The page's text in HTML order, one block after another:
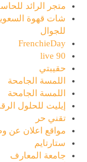
متجر الرائد
شات قهوة
للجوال
FrenchieDay
90 live
حقيبتي
اللمسة الجامحة
اللمسة الجامحة
إيليت للحلول
تقني حر
مواقع اعلان عن
ستارتايم
جامعة المعارف